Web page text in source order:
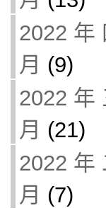
2022 年
月 (9)
2022 年
月 (21)
2022 年
月 (7)